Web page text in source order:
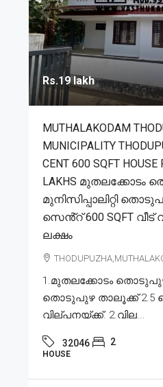
Rs.19 lakh
MUTHALAKODAM
MUNICIPALITY
CENT 600 SQFT HOUSE
LAKHS മുതലക്കോടം
മുനിസിപ്പാലിറ്റി
സെൻ്റ് 600 SQFT വീട്
ലക്ഷം
1.മുതലക്കോടം തൊടുപുഴ
തൊടുപുഴ താലൂക്ക് 2.5
വില്പനയ്ക്ക്. 2.വില...
32046 2
HOUSE